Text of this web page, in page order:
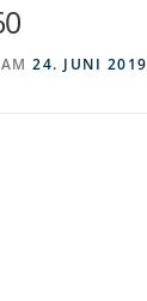
24. JUNI 2019